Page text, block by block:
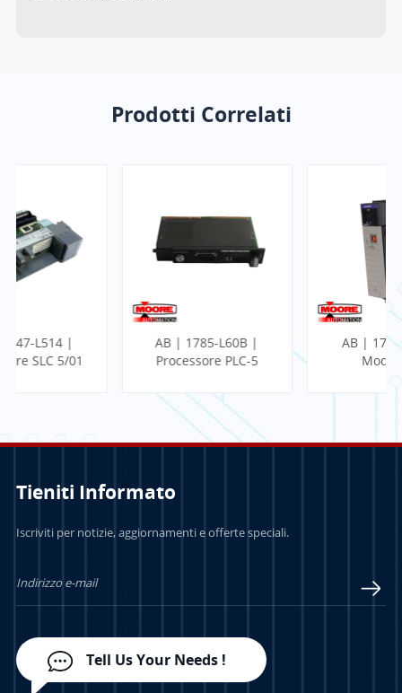
Prodotti Correlati
AB | 1785-L60B |
Processore PLC-5
AB | 1756-CN2 |
Modulo di
Tieniti Informato
Iscriviti per notizie, aggiornamenti e offerte speciali.
Tell Us Your Needs !